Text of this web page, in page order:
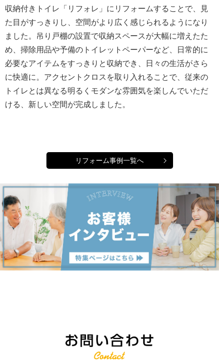
収納付きトイレ「リフォレ」にリフォームすることで、見
た目がすっきりし、空間がより広く感じられるようになり
ました。吊り戸棚の設置で収納スペースが大幅に増えたた
め、掃除用品や予備のトイレットペーパーなど、日常的に
必要なアイテムをすっきりと収納でき、日々の生活がさら
に快適に。アクセントクロスを取り入れることで、従来の
トイレとは異なる明るくモダンな雰囲気を楽しんでいただ
ける、新しい空間が完成しました。
リフォーム事例一覧へ